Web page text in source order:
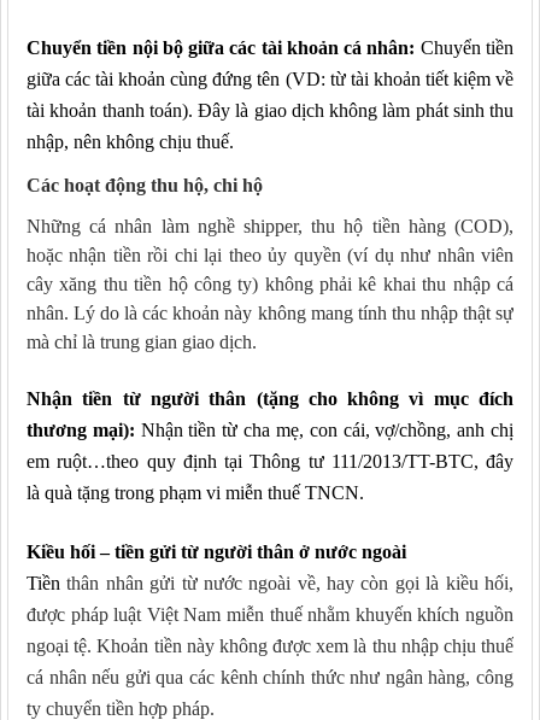
Chuyển tiền nội bộ giữa các tài khoản cá nhân: Chuyển tiền
giữa các tài khoản cùng đứng tên (VD: từ tài khoản tiết kiệm về
tài khoản thanh toán). Đây là giao dịch không làm phát sinh thu
nhập, nên không chịu thuế.
Các hoạt động thu hộ, chi hộ
Những cá nhân làm nghề shipper, thu hộ tiền hàng (COD),
hoặc nhận tiền rồi chi lại theo ủy quyền (ví dụ như nhân viên
cây xăng thu tiền hộ công ty) không phải kê khai thu nhập cá
nhân. Lý do là các khoản này không mang tính thu nhập thật sự
mà chỉ là trung gian giao dịch.
Nhận tiền từ người thân (tặng cho không vì mục đích
thương mại): Nhận tiền từ cha mẹ, con cái, vợ/chồng, anh chị
em ruột…theo quy định tại Thông tư 111/2013/TT-BTC, đây
là quà tặng trong phạm vi miễn thuế TNCN.
Kiều hối – tiền gửi từ người thân ở nước ngoài
Tiền thân nhân gửi từ nước ngoài về, hay còn gọi là kiều hối,
được pháp luật Việt Nam miễn thuế nhằm khuyến khích nguồn
ngoại tệ. Khoản tiền này không được xem là thu nhập chịu thuế
cá nhân nếu gửi qua các kênh chính thức như ngân hàng, công
ty chuyển tiền hợp pháp.